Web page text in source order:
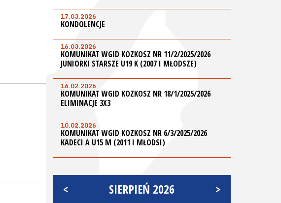
17.03.2026
KONDOLENCJE
16.03.2026
KOMUNIKAT WGID KOZKOSZ NR 11/2/2025/2026
JUNIORKI STARSZE U19 K (2007 I MŁODSZE)
16.02.2026
KOMUNIKAT WGID KOZKOSZ NR 18/1/2025/2026
ELIMINACJE 3X3
10.02.2026
KOMUNIKAT WGID KOZKOSZ NR 6/3/2025/2026
KADECI A U15 M (2011 I MŁODSI)
< SIERPIEŃ 2026 >